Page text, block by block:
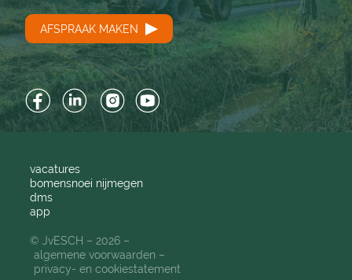
AFSPRAAK MAKEN
FacebookLinkedInInstagramYouTube
vacatures
bomensnoei nijmegen
dms
app
© JvESCH – 2026 –
algemene voorwaarden
privacy- en cookiestatement